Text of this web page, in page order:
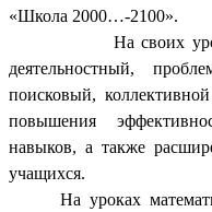
«Школа 2000…-2100».
На своих
деятельностный,
поисковый,
повышения
навыков, а также
учащихся.
На уроках